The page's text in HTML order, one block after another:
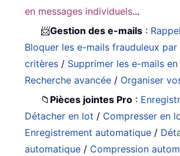
en messages individuels...
📨Gestion des e-mails :
Bloquer les e-mails frauduleux
critères / Supprimer les e-mails
Recherche avancée / Organiser
📁 Pièces jointes Pro :
Détacher en lot / Compresser en
Enregistrement automatique /
automatique / Compression